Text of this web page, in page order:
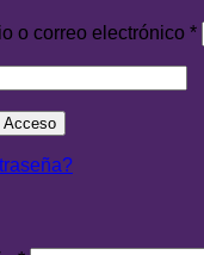
o correo electrónico *
Acceso